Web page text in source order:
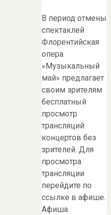
В период отмены
спектаклей
Флорентийская
опера
«Музыкальный
май» предлагает
своим зрителям
бесплатный
просмотр
трансляций
концертов без
зрителей. Для
просмотра
трансляции
перейдите по
ссылке в афише.
Афиша